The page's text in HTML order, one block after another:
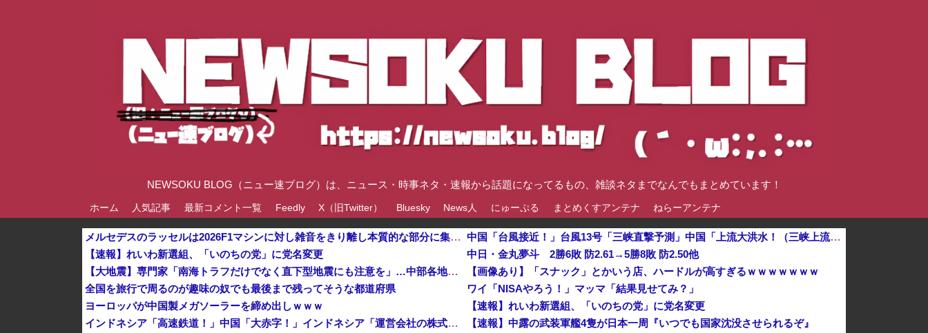
NEWSOKU BLOG（ニュー速ブログ）は、ニュース・時事ネタ・速報から話題になってるもの、雑談ネタまでなんでもまとめています！
ホーム 人気記事 最新コメント一覧 Feedly X（旧Twitter） Bluesky News人 にゅーぷる まとめくすアンテナ ねらーアンテナ
メルセデスのラッセルは2026F1マシンに対し雑音をきり離し本質的な部分に集中できていないらしい他
【速報】れいわ新選組、「いのちの党」に党名変更
【大地震】専門家「南海トラフだけでなく直下型地震にも注意を」…中部各地に危険度「Sランク」断層帯
全国を旅行で周るのが趣味の奴でも最後まで残ってそうな都道府県
ヨーロッパが中国製メガソーラーを締め出しｗｗｗ
インドネシア「高速鉄道！」中国「大赤字！」インドネシア「運営会社の株式購入！（負債対策」中国「はい（巨額負債」インドネシア「700km延伸計画！（実質中止」→
中国「台風接近！」台風13号「三峡直撃予測」中国「上流大洪水！（三峡上流」中国都市「8/5の映像（動画」三峡ダム「緊急放流（決壊危機」中国「下流...
中日・金丸夢斗 2勝6敗 防2.61→5勝8敗 防2.50他
【画像あり】「スナック」とかいう店、ハードルが高すぎるｗｗｗｗｗｗｗ
ワイ「NISAやろう！」マッマ「結果見せてみ？」
【速報】れいわ新選組、「いのちの党」に党名変更
【速報】中露の武装軍艦4隻が日本一周『いつでも国家沈没させられるぞ』